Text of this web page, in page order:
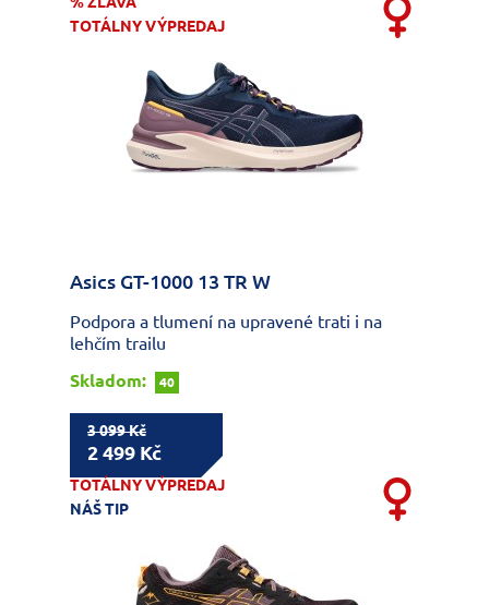
TOTÁLNY VÝPREDAJ
Asics GT-1000 13 TR W
Podpora a tlumení na upravené trati i na
lehčím trailu
Skladom:
40
3 099 Kč
2 499 Kč
TOTÁLNY VÝPREDAJ
NÁŠ TIP